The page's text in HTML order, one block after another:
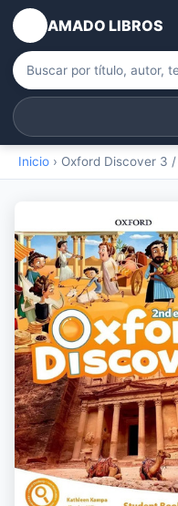
AMADO LIBROS
Inicio › Oxford Discover 3